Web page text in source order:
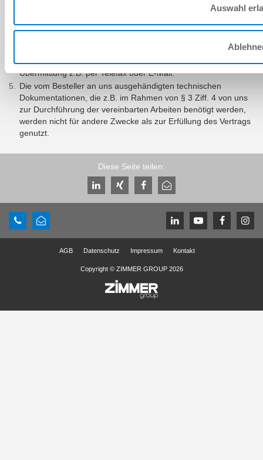
Auswahl
Zweck dieser Allgemeinen Montagebedingungen vereinbart
worden wäre, sofern die Vertragsparteien die fragliche
Soweit in diesen Allgemeinen Montagebedingungen Schriftform
vorausgesetzt wird, genügt zur Wahrung der Schriftform die
Übermittlung z.B. per Telefax oder E-Mail.
Die vom Besteller an uns ausgehändigten technischen
Dokumentationen, die z.B. im Rahmen von § 3 Ziff. 4 von uns
zur Durchführung der vereinbarten Arbeiten benötigt werden,
werden nicht für andere Zwecke als zur Erfüllung des Vertrags
genutzt.
Diese Seite teilen:
AGB Datenschutz Impressum Kontakt
Copyright © ZIMMER GROUP 2026